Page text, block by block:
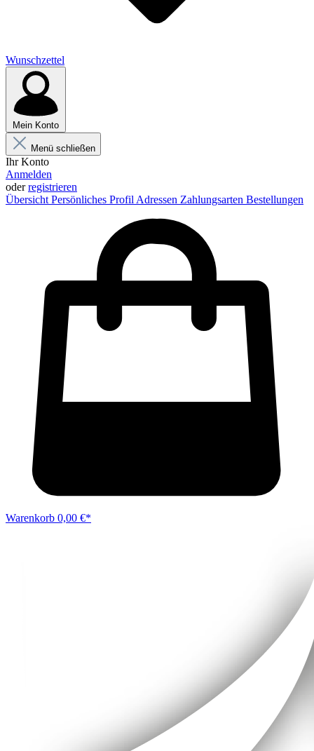
Wunschzettel
Mein Konto
Menü schließen
Ihr Konto
Anmelden
oderregistrieren
Übersicht Persönliches Profil Adressen Zahlungsarten Bestellungen
Warenkorb 0,00 €*